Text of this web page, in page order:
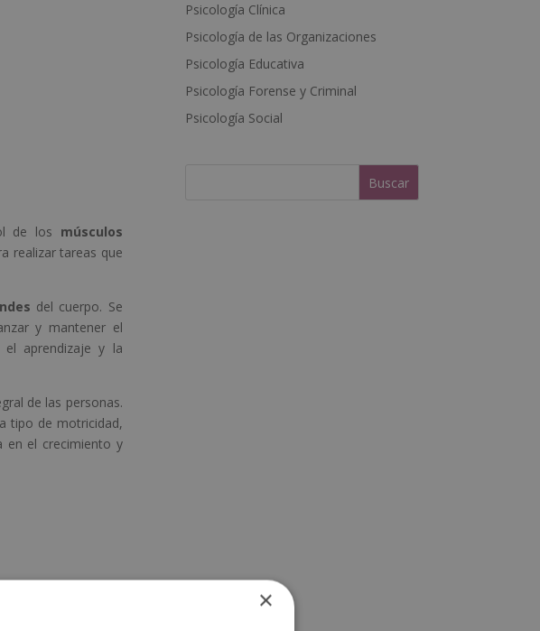
de los músculos
realizar tareas que
del cuerpo. Se
y mantener el
el aprendizaje y la
de las personas.
tipo de motricidad,
en el crecimiento y
fina.
n
a
i
v
e
Psicología Clínica
Psicología de las Organizaciones
Psicología Educativa
Psicología Forense y Criminal
Psicología Social
×